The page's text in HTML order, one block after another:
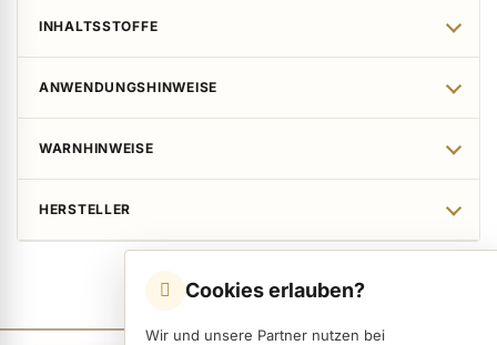
Cookies erlauben?
Wir und unsere Partner nutzen bei
INHALTSSTOFFE
ANWENDUNGSHINWEISE
WARNHINWEISE
HERSTELLER